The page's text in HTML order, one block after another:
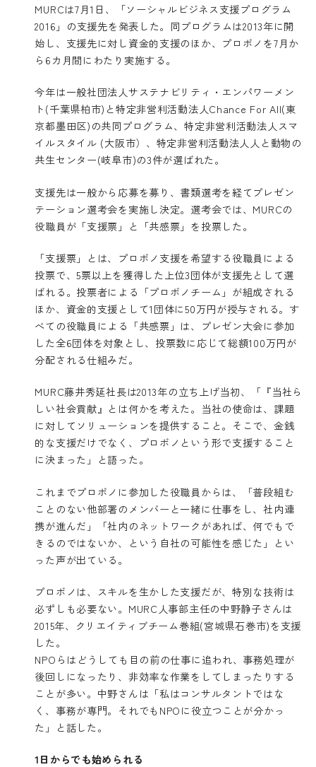
MURCは7月1日、「ソーシャルビジネス支援プログラム
2016」の支援先を発表した。同プログラムは2013年に開
始し、支援先に対し資金的支援のほか、プロボノを7月か
ら6カ月間にわたり実施する。
今年は一般社団法人サステナビリティ・エンパワーメン
ト(千葉県柏市)と特定非営利活動法人Chance For All(東
京都墨田区)の共同プログラム、特定非営利活動法人スマ
イルスタイル (大阪市）、特定非営利活動法人人と動物の
共生センター(岐阜市)の3件が選ばれた。
支援先は一般から応募を募り、書類選考を経てプレゼン
テーション選考会を実施し決定。選考会では、MURCの
役職員が「支援票」と「共感票」を投票した。
「支援票」とは、プロボノ支援を希望する役職員による
投票で、5票以上を獲得した上位3団体が支援先として選
ばれる。投票者による「プロボノチーム」が組成される
ほか、資金的支援として1団体に50万円が授与される。す
べての役職員による「共感票」は、プレゼン大会に参加
した全6団体を対象とし、投票数に応じて総額100万円が
分配される仕組みだ。
MURC藤井秀延社長は2013年の立ち上げ当初、「『当社ら
しい社会貢献』とは何かを考えた。当社の使命は、課題
に対してソリューションを提供すること。そこで、金銭
的な支援だけでなく、プロボノという形で支援すること
に決まった」と語った。
これまでプロボノに参加した役職員からは、「普段組む
ことのない他部署のメンバーと一緒に仕事をし、社内連
携が進んだ」「社内のネットワークがあれば、何でもで
きるのではないか、という自社の可能性を感じた」とい
った声が出ている。
プロボノは、スキルを生かした支援だが、特別な技術は
必ずしも必要ない。MURC人事部主任の中野静子さんは
2015年、クリエイティブチーム巻組(宮城県石巻市)を支援
した。
NPOらはどうしても目の前の仕事に追われ、事務処理が
後回しになったり、非効率な作業をしてしまったりする
ことが多い。中野さんは「私はコンサルタントではな
く、事務が専門。それでもNPOに役立つことが分かっ
た」と話した。
1日からでも始められる